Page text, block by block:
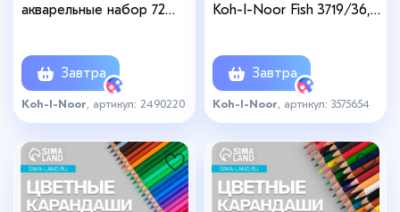
акварельные набор 72
металлическом пенале
Завтра
Koh-I-Noor , артикул: 2490220
Koh-I-Noor Fish 3719/36,
Завтра
Koh-I-Noor , артикул: 3575654